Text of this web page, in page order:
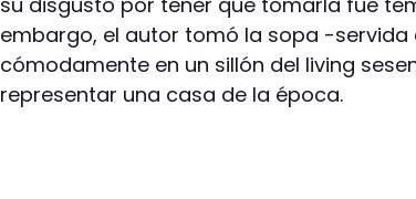
embargo, el autor tomó la sopa -
cómodamente en un sillón del living
representar una casa de la época.